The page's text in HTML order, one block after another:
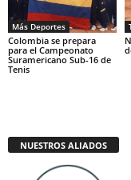
Más Deportes
Colombia se prepara
para el Campeonato
Suramericano Sub-16 de
Tenis
NUESTROS ALIADOS